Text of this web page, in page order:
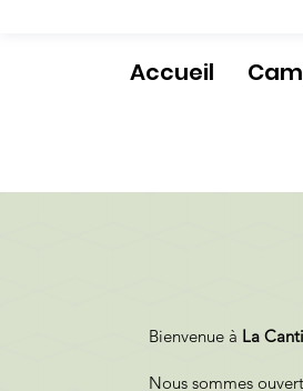
Accueil
Bienvenue à La
Nous sommes